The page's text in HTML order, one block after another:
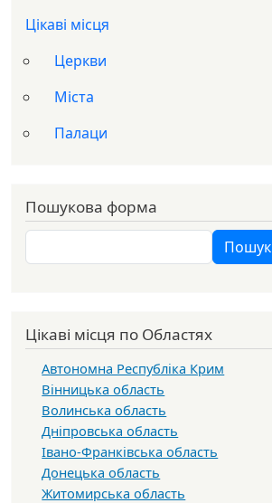
Цікаві місця
Церкви
Міста
Палаци
Пошукова форма
Пошук Пошук
Цікаві місця по Областях
Автономна Республіка Крим
Вінницька область
Волинська область
Дніпровська область
Івано-Франківська область
Донецька область
Житомирська область